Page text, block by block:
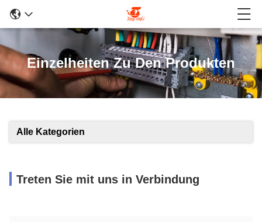
Einzelheiten Zu Den Produkten
Alle Kategorien
Treten Sie mit uns in Verbindung